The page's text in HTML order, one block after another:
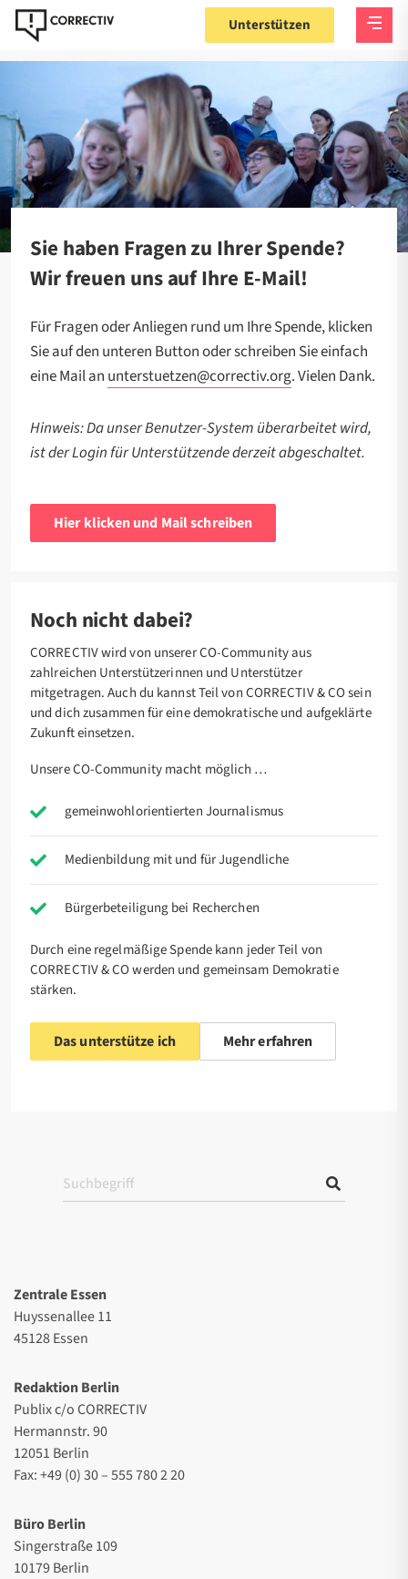
Unterstützen
Sie haben Fragen zu Ihrer Spende?
Wir freuen uns auf Ihre E-Mail!
Für Fragen oder Anliegen rund um Ihre Spende, klicken
Sie auf den unteren Button oder schreiben Sie einfach
eine Mail an unterstuetzen@correctiv.org. Vielen Dank.
Hinweis:Da unser Benutzer-System überarbeitet wird,
ist der Login für Unterstützende derzeit abgeschaltet.
Hier klicken und Mail schreiben
Noch nicht dabei?
CORRECTIV wird von unserer CO-Community aus
zahlreichen Unterstützerinnen und Unterstützer
mitgetragen. Auch du kannst Teil von CORRECTIV & CO sein
und dich zusammen für eine demokratische und aufgeklärte
Zukunft einsetzen.
Unsere CO-Community macht möglich …
gemeinwohlorientierten Journalismus
Medienbildung mit und für Jugendliche
Bürgerbeteiligung bei Recherchen
Durch eine regelmäßige Spende kann jeder Teil von
CORRECTIV & CO werden und gemeinsam Demokratie
stärken.
Das unterstütze ich Mehr erfahren
Zentrale Essen
Huyssenallee 11
45128 Essen
Redaktion Berlin
Publix c/o CORRECTIV
Hermannstr. 90
12051 Berlin
Fax: +49 (0) 30 – 555 780 2 20
Büro Berlin
Singerstraße 109
10179 Berlin